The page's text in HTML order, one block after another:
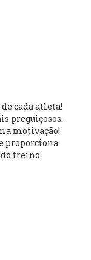
cada atleta!
preguiçosos.
motivação!
proporciona
treino.